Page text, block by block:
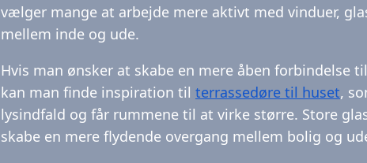
vælger mange at arbejde mere aktivt med vinduer,
mellem inde og ude.
Hvis man ønsker at skabe en mere åben forbindelse
kan man finde inspiration til terrassedøre til huset,
lysindfald og får rummene til at virke større. Store
skabe en mere flydende overgang mellem bolig og